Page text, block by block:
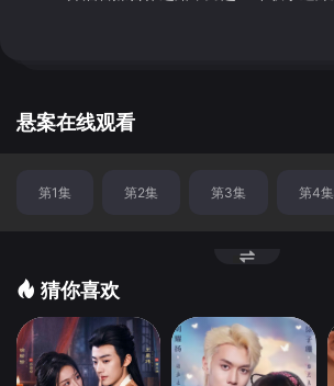
悬案在线观看
第1集 第2集 第3集 第4集
猜你喜欢